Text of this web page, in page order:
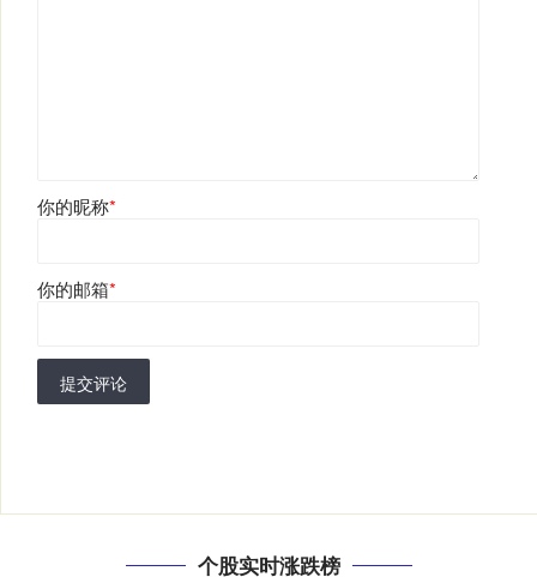
你的昵称*
你的邮箱*
提交评论
个股实时涨跌榜